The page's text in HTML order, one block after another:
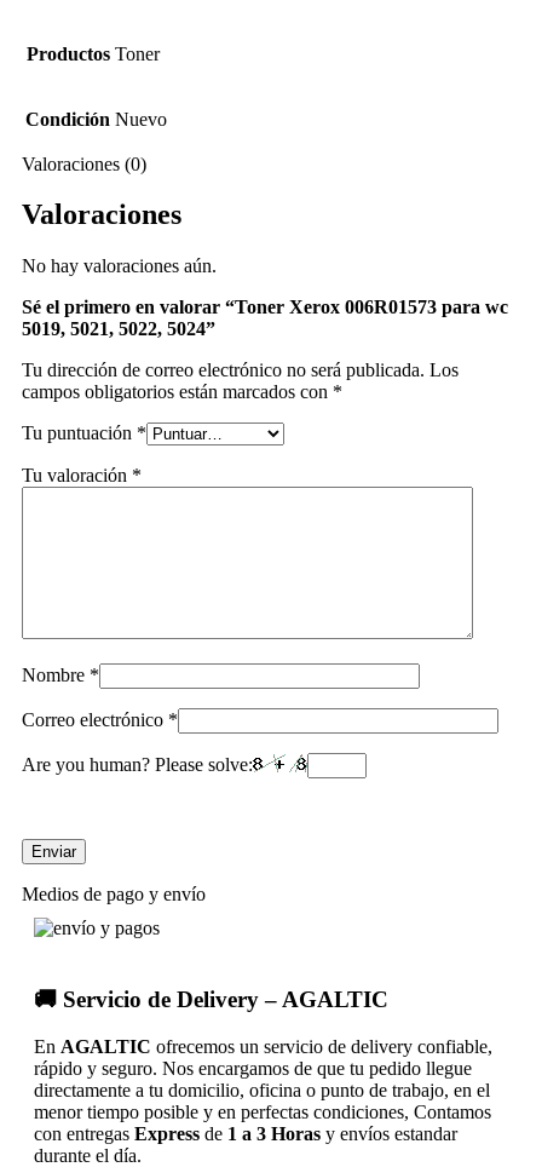
Productos Toner
Condición Nuevo
Valoraciones (0)
Valoraciones
No hay valoraciones aún.
Sé el primero en valorar “Toner Xerox 006R01573 para wc
5019, 5021, 5022, 5024”
Tu dirección de correo electrónico no será publicada. Los
campos obligatorios están marcados con *
Tu puntuación *
Tu valoración *
Nombre *
Correo electrónico *
Are you human? Please solve:
Medios de pago y envío
🚚 Servicio de Delivery – AGALTIC
En AGALTIC ofrecemos un servicio de delivery confiable,
rápido y seguro. Nos encargamos de que tu pedido llegue
directamente a tu domicilio, oficina o punto de trabajo, en el
menor tiempo posible y en perfectas condiciones, Contamos
con entregas Express de 1 a 3 Horas y envíos estandar
durante el día.